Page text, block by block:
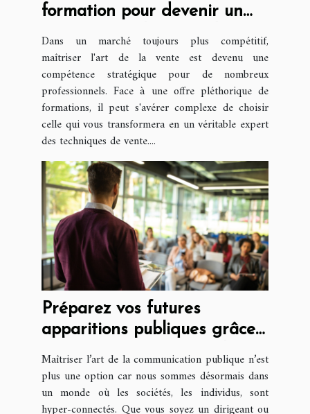
formation pour devenir un
vente
Dans un marché toujours plus compétitif,
maîtriser l'art de la vente est devenu une
compétence stratégique pour de nombreux
professionnels. Face à une offre pléthorique de
formations, il peut s'avérer complexe de choisir
celle qui vous transformera en un véritable expert
des techniques de vente....
Préparez vos futures
apparitions publiques grâce
à une formation en média
training
Maîtriser l’art de la communication publique n’est
plus une option car nous sommes désormais dans
un monde où les sociétés, les individus, sont